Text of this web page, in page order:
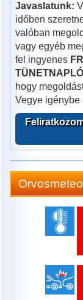
Javaslatunk:
időben
valóban
vagy egyéb
fel ingyenes
hogy
Vegye igénybe